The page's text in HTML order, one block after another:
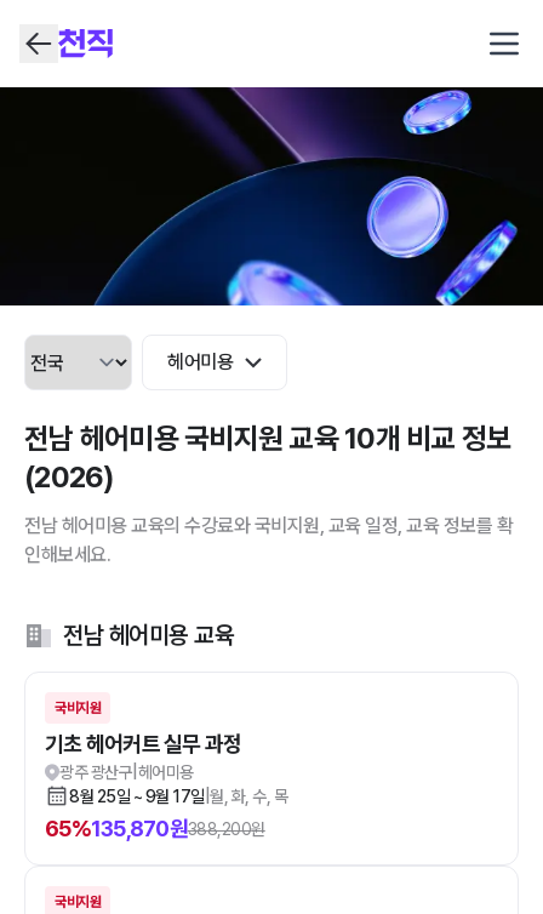
헤어미용
전남 헤어미용 국비지원 교육 10개 비교 정보
(2026)
전남 헤어미용 교육의 수강료와 국비지원, 교육 일정, 교육 정보를 확
인해보세요.
전남 헤어미용 교육
국비지원
기초 헤어커트 실무 과정
광주 광산구 헤어미용
8월 25일 ~ 9월 17일 월, 화, 수, 목
65%135,870원388,200원
국비지원